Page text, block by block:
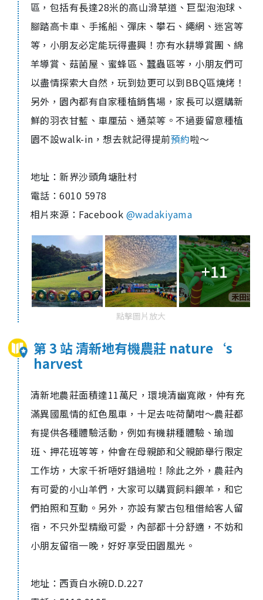
區，包括有長達28米的高山滑草道、巨型泡泡球、
腳踏高卡車、手搖船、彈床、攀石、繩網、迷宮等
等，小朋友必定能玩得盡興！亦有水耕導賞團、綿
羊導賞、菇菌屋、蜜蜂區、蠶蟲區等，小朋友們可
以盡情探索大自然，玩到攰更可以到BBQ區燒烤！
另外，園內都有自家種植銷售場，家長可以選購新
鮮的羽衣甘藍、車厘茄、通菜等。不過要留意種植
園不設walk-in ，想去就記得提前預約啦～
地址：新界沙頭角塘肚村
電話：6010 5978
相片來源： Facebook @wadakiyama
+11
點擊圖片放大
第 3 站 清新地有機農莊 nature‘s
harvest
清新地農莊面積達11萬尺，環境清幽寬敞，仲有充
滿異國風情的紅色風車，十足去咗荷蘭咁～農莊都
有提供各種體驗活動，例如有機耕種體驗、瑜珈
班、押花班等等，仲會在母親節和父親節舉行限定
工作坊，大家千祈唔好錯過啦！除此之外，農莊內
有可愛的小山羊們，大家可以購買飼料餵羊，和它
們拍照和互動。另外，亦設有蒙古包租借給客人留
宿，不只外型精緻可愛，內部都十分舒適，不妨和
小朋友留宿一晚，好好享受田園風光。
地址：西貢白水碗D.D.227